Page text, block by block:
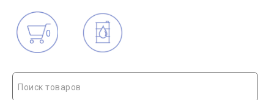
0
Поиск товаров